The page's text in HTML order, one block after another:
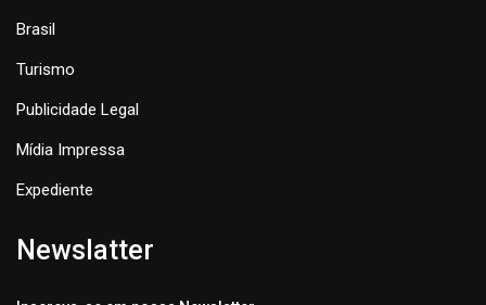
Brasil
Turismo
Publicidade Legal
Mídia Impressa
Expediente
Newslatter